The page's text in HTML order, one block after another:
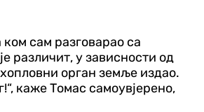
сам разговарао са
различит, у зависности од
орган земље издао.
каже Томас самоувјерено,